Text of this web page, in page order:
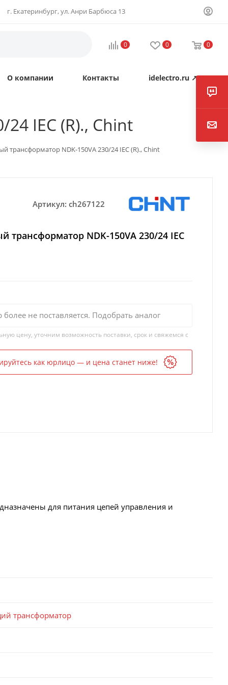
г. Екатеринбург, ул. Анри Барбюса 13
0 0 0
О компании Контакты idelectro.ru ↗
IEC (R)., Chint
трансформатор NDK-150VA 230/24 IEC (R)., Chint
Артикул: ch267122
трансформатор NDK-150VA 230/24 IEC
более не поставляется. Подобрать аналог
цену, уточним возможность поставки, срок и свяжемся с
как юрлицо — и цена станет ниже!
для питания цепей управления и
трансформатор